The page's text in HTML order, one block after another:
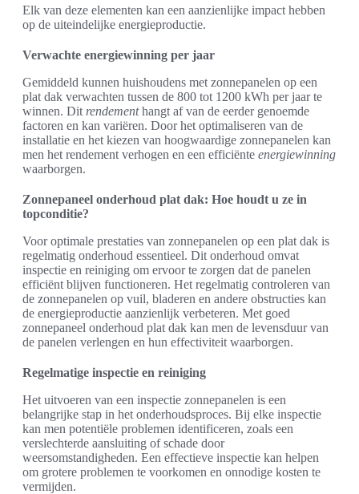
Elk van deze elementen kan een aanzienlijke impact hebben
op de uiteindelijke energieproductie.
Verwachte energiewinning per jaar
Gemiddeld kunnen huishoudens met zonnepanelen op een
plat dak verwachten tussen de 800 tot 1200 kWh per jaar te
winnen. Dit rendementhangt af van de eerder genoemde
factoren en kan variëren. Door het optimaliseren van de
installatie en het kiezen van hoogwaardige zonnepanelen kan
men het rendement verhogen en een efficiënte energiewinning
waarborgen.
Zonnepaneel onderhoud plat dak: Hoe houdt u ze in
topconditie?
Voor optimale prestaties van zonnepanelen op een plat dak is
regelmatig onderhoud essentieel. Dit onderhoud omvat
inspectie en reiniging om ervoor te zorgen dat de panelen
efficiënt blijven functioneren. Het regelmatig controleren van
de zonnepanelen op vuil, bladeren en andere obstructies kan
de energieproductie aanzienlijk verbeteren. Met goed
zonnepaneel onderhoud plat dak kan men de levensduur van
de panelen verlengen en hun effectiviteit waarborgen.
Regelmatige inspectie en reiniging
Het uitvoeren van een inspectie zonnepanelen is een
belangrijke stap in het onderhoudsproces. Bij elke inspectie
kan men potentiële problemen identificeren, zoals een
verslechterde aansluiting of schade door
weersomstandigheden. Een effectieve inspectie kan helpen
om grotere problemen te voorkomen en onnodige kosten te
vermijden.